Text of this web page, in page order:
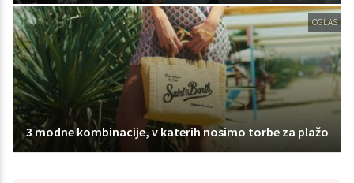
OGLAS
3 modne kombinacije, v katerih nosimo torbe za plažo